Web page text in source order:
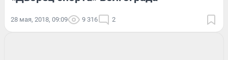
28 мая, 2018, 09:09 9 316 2